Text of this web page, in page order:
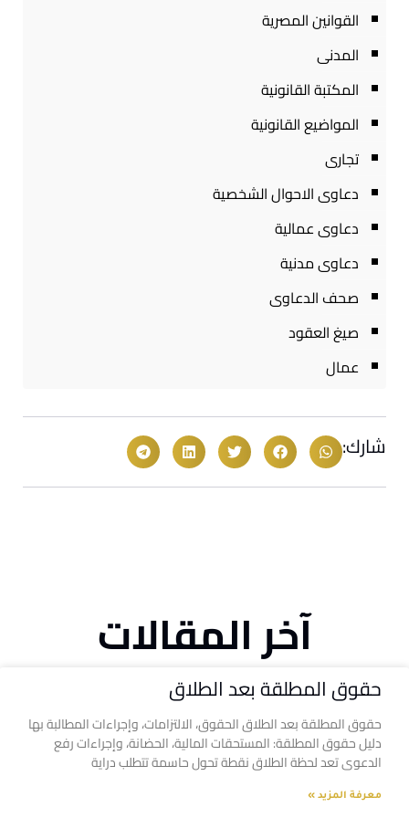
القوانين المصرية
المدنى
المكتبة القانونية
المواضيع القانونية
تجارى
دعاوى الاحوال الشخصية
دعاوى عمالية
دعاوى مدنية
صحف الدعاوى
صيغ العقود
عمال
شارك:
آخر المقالات
حقوق المطلقة بعد الطلاق
حقوق المطلقة بعد الطلاق الحقوق، الالتزامات، وإجراءات المطالبة بها
دليل حقوق المطلقة: المستحقات المالية، الحضانة، وإجراءات رفع
الدعوى تعد لحظة الطلاق نقطة تحول حاسمة تتطلب دراية
معرفة المزيد »